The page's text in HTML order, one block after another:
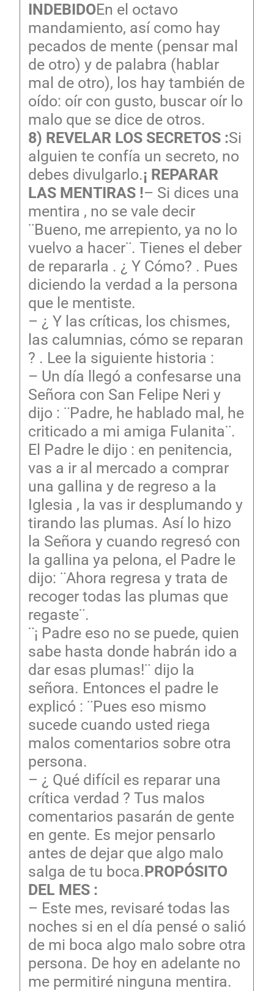
INDEBIDOEn el octavo
mandamiento, así como hay
pecados de mente (pensar mal
de otro) y de palabra (hablar
mal de otro), los hay también de
oído: oír con gusto, buscar oír lo
malo que se dice de otros.
8) REVELAR LOS SECRETOS :Si
alguien te confía un secreto, no
debes divulgarlo.¡ REPARAR
LAS MENTIRAS !– Si dices una
mentira , no se vale decir
¨Bueno, me arrepiento, ya no lo
vuelvo a hacer¨. Tienes el deber
de repararla . ¿ Y Cómo? . Pues
diciendo la verdad a la persona
que le mentiste.
– ¿ Y las críticas, los chismes,
las calumnias, cómo se reparan
? . Lee la siguiente historia :
– Un día llegó a confesarse una
Señora con San Felipe Neri y
dijo : ¨Padre, he hablado mal, he
criticado a mi amiga Fulanita¨.
El Padre le dijo : en penitencia,
vas a ir al mercado a comprar
una gallina y de regreso a la
Iglesia , la vas ir desplumando y
tirando las plumas. Así lo hizo
la Señora y cuando regresó con
la gallina ya pelona, el Padre le
dijo: ¨Ahora regresa y trata de
recoger todas las plumas que
regaste¨.
¨¡ Padre eso no se puede, quien
sabe hasta donde habrán ido a
dar esas plumas!¨ dijo la
señora. Entonces el padre le
explicó : ¨Pues eso mismo
sucede cuando usted riega
malos comentarios sobre otra
persona.
– ¿ Qué difícil es reparar una
crítica verdad ? Tus malos
comentarios pasarán de gente
en gente. Es mejor pensarlo
antes de dejar que algo malo
salga de tu boca.PROPÓSITO
DEL MES :
– Este mes, revisaré todas las
noches si en el día pensé o salió
de mi boca algo malo sobre otra
persona. De hoy en adelante no
me permitiré ninguna mentira.